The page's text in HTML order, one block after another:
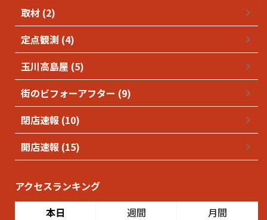
取材 (2)
定点観測 (4)
玉川高島屋 (5)
街のビフォーアフター (9)
閉店速報 (10)
開店速報 (15)
アクセスランキング
本日
週間 月間